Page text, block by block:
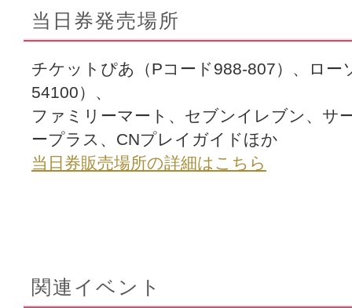
当日券発売場所
チケットぴあ（Pコード988-807）、ロー
54100）、
ファミリーマート、セブンイレブン、サ
ープラス、CNプレイガイドほか
当日券販売場所の詳細はこちら
関連イベント